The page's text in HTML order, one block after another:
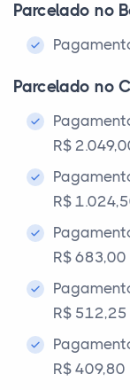
Parcelado no
Parcelado no
R$
R$
R$ 683,00
R$ 512,25
R$ 409,80